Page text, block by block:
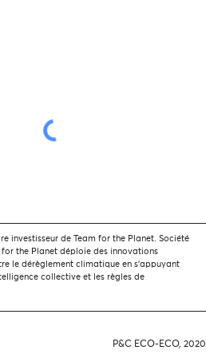
investisseur de Team for the Planet. Société
the Planet déploie des innovations
le dérèglement climatique en s'appuyant
collective et les règles de
P&C ECO-ECO, 2020